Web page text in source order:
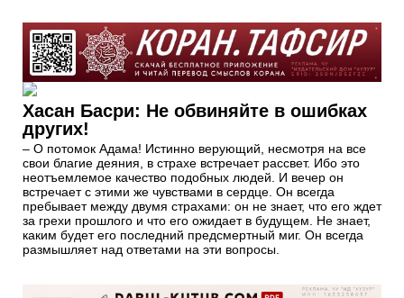
Хасан Басри: Не обвиняйте в ошибках
других!
– О потомок Адама! Истинно верующий, несмотря на все
свои благие деяния, в страхе встречает рассвет. Ибо это
неотъемлемое качество подобных людей. И вечер он
встречает с этими же чувствами в сердце. Он всегда
пребывает между двумя страхами: он не знает, что его ждет
за грехи прошлого и что его ожидает в будущем. Не знает,
каким будет его последний предсмертный миг. Он всегда
размышляет над ответами на эти вопросы.